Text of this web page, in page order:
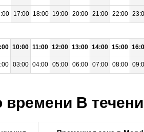
17:00 18:00 19:00 20:00 21:00 22:00
10:00 11:00 12:00 13:00 14:00 15:00
03:00 04:00 05:00 06:00 07:00 08:00
В